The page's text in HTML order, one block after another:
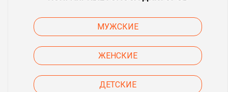
МУЖСКИЕ
ЖЕНСКИЕ
ДЕТСКИЕ